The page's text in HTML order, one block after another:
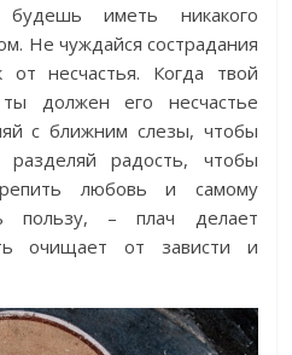
иметь никакого
Не чуждайся сострадания
несчастья. Когда твой
должен его несчастье
с ближним слезы, чтобы
разделяй радость, чтобы
любовь и самому
пользу, – плач делает
очищает от зависти и